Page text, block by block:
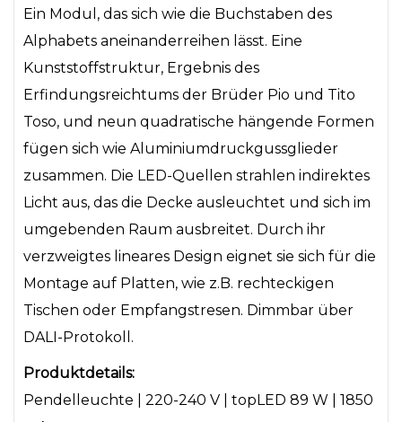
Ein Modul, das sich wie die Buchstaben des
Alphabets aneinanderreihen lässt. Eine
Kunststoffstruktur, Ergebnis des
Erfindungsreichtums der Brüder Pio und Tito
Toso, und neun quadratische hängende Formen
fügen sich wie Aluminiumdruckgussglieder
zusammen. Die LED-Quellen strahlen indirektes
Licht aus, das die Decke ausleuchtet und sich im
umgebenden Raum ausbreitet. Durch ihr
verzweigtes lineares Design eignet sie sich für die
Montage auf Platten, wie z.B. rechteckigen
Tischen oder Empfangstresen. Dimmbar über
DALI-Protokoll.
Produktdetails:
Pendelleuchte | 220-240 V | topLED 89 W | 1850